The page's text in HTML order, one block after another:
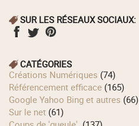
SUR LES RÉSEAUX SOCIAUX:
CATÉGORIES
Créations Numériques (74)
Référencement efficace (165)
Google Yahoo Bing et autres (66)
Sur le net (61)